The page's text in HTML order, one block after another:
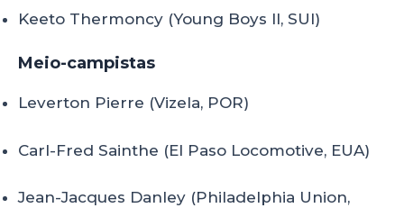
Keeto Thermoncy (Young Boys II, SUI)
Meio-campistas
Leverton Pierre (Vizela, POR)
Carl-Fred Sainthe (El Paso Locomotive, EUA)
Jean-Jacques Danley (Philadelphia Union,